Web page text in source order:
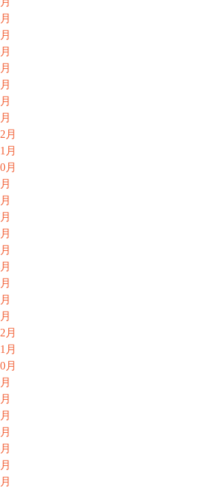
月
月
月
月
月
月